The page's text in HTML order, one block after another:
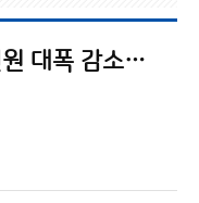
기상청은 예산전액삭감, 인원 대폭 감소하고 기상부나 기상처, 기상소로 축소해야한다고 본다.